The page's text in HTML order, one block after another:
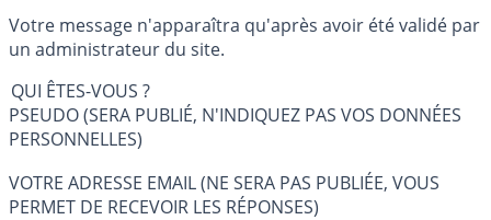
Votre message n'apparaîtra qu'après avoir été validé par
un administrateur du site.
QUI ÊTES-VOUS ?
PSEUDO (SERA PUBLIÉ, N'INDIQUEZ PAS VOS DONNÉES
PERSONNELLES)
VOTRE ADRESSE EMAIL (NE SERA PAS PUBLIÉE, VOUS
PERMET DE RECEVOIR LES RÉPONSES)